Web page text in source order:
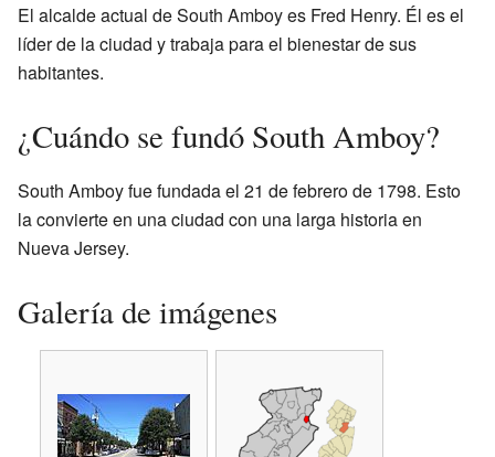
El alcalde actual de South Amboy es Fred Henry. Él es el
líder de la ciudad y trabaja para el bienestar de sus
habitantes.
¿Cuándo se fundó South Amboy?
South Amboy fue fundada el 21 de febrero de 1798. Esto
la convierte en una ciudad con una larga historia en
Nueva Jersey.
Galería de imágenes